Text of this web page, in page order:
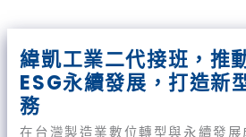
緯凱工業二代接班，推
ESG永續發展，打造新
務
在台灣製造業數位轉型與永續發
凱
工
業
二